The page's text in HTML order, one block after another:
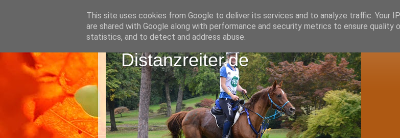
Distanzreiter.de
This site uses cookies from Google to deliver its services and to analyze traffic. Your
are shared with Google along with performance and security metrics to ensure quality
statistics, and to detect and address abuse.